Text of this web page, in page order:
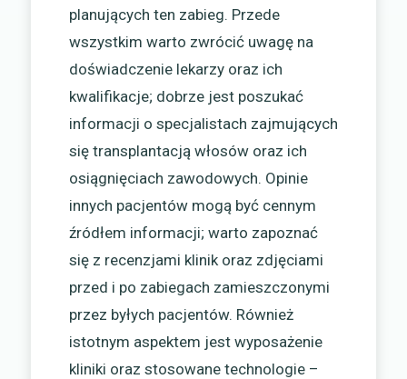
planujących ten zabieg. Przede
wszystkim warto zwrócić uwagę na
doświadczenie lekarzy oraz ich
kwalifikacje; dobrze jest poszukać
informacji o specjalistach zajmujących
się transplantacją włosów oraz ich
osiągnięciach zawodowych. Opinie
innych pacjentów mogą być cennym
źródłem informacji; warto zapoznać
się z recenzjami klinik oraz zdjęciami
przed i po zabiegach zamieszczonymi
przez byłych pacjentów. Również
istotnym aspektem jest wyposażenie
kliniki oraz stosowane technologie –